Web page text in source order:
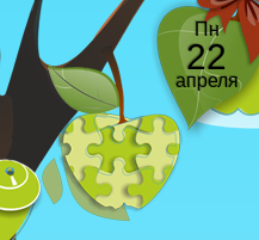
Пн
22
апреля